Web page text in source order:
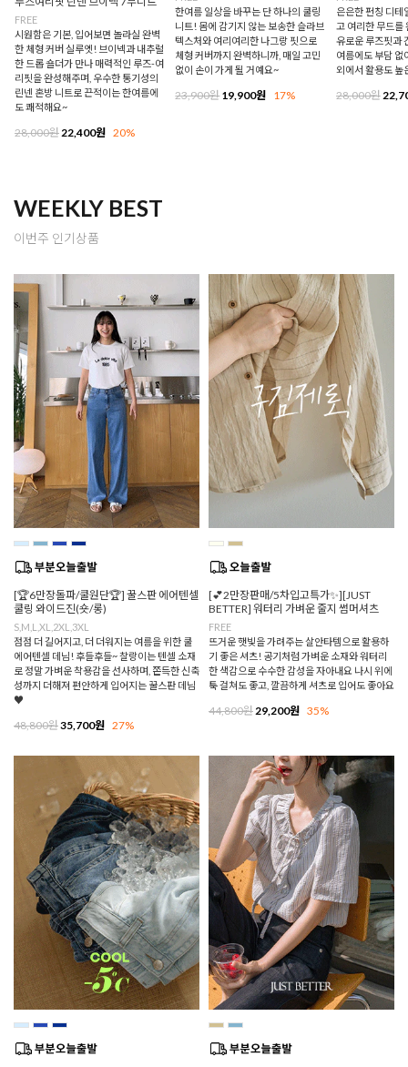
FREE
시원함은 기본, 입어보면 놀라실 완벽
한 체형 커버 실루엣! 브이넥과 내추럴
한 드롭 숄더가 만나 매력적인 루즈-여
리핏을 완성해주며, 우수한 통기성의
린넨 혼방 니트로 끈적이는 한여름에
도 쾌적해요~
28,000원22,400원 20%
한여름 일상을 바꾸는 단 하나의 쿨링
니트! 몸에 감기지 않는 보송한 슬라브
텍스처와 여리여리한 나그랑 핏으로
체형 커버까지 완벽하니까, 매일 고민
없이 손이 가게 될 거예요~
23,900원19,900원 17%
은은한 펀칭 디테
고 여리한 무드를
유로운 루즈핏과
여름에도 부담 없
외에서 활용도 높
28,000원
WEEKLY BEST
이번주 인기상품
[🏆6만장돌파/쿨원단🏆] 꿀스판 에어텐셀
쿨링 와이드진(숏/롱)
S,M,L,XL,2XL,3XL
점점 더 길어지고, 더 더워지는 여름을 위한 쿨
에어텐셀 데님! 후들후들~ 찰랑이는 텐셀 소재
로 정말 가벼운 착용감을 선사하며, 쫀득한 신축
성까지 더해져 편안하게 입어지는 꿀스판 데님
♥
48,800원35,700원 27%
[💕2만장판매/5차입고특가✨][JUST
BETTER] 워터리 가벼운 줄지 썸머셔츠
FREE
뜨거운 햇빛을 가려주는 살안타템으로 활용하
기 좋은 셔츠! 공기처럼 가벼운 소재와 워터리
한 색감으로 수수한 감성을 자아내요 나시 위에
툭 걸쳐도 좋고, 깔끔하게 셔츠로 입어도 좋아요
44,800원29,200원 35%